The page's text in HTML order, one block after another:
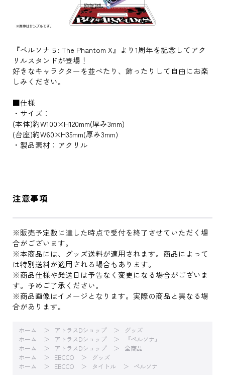
『ペルソナ５: The Phantom X』より1周年を記念してアク
リルスタンドが登場！
好きなキャラクターを並べたり、飾ったりして自由にお楽
しみください。
■仕様
・サイズ：
(本体)約W100×H120mm(厚み3mm)
(台座)約W60×H35mm(厚み3mm)
・製品素材：アクリル
注意事項
※販売予定数に達した時点で受付を終了させていただく場
合がございます。
※本商品には、グッズ送料が適用されます。商品によって
は特別送料が適用される場合もあります。
※商品仕様や発送日は予告なく変更になる場合がございま
す。予めご了承ください。
※商品画像はイメージとなります。実際の商品と異なる場
合があります。
ホーム アトラスDショップ
グッズ
ホーム
アトラスDショップ
『ペルソナ』
ホーム
アトラスDショップ
全商品
ホーム
EBCCO
グッズ
ホーム
EBCCO タイトル ペルソナ